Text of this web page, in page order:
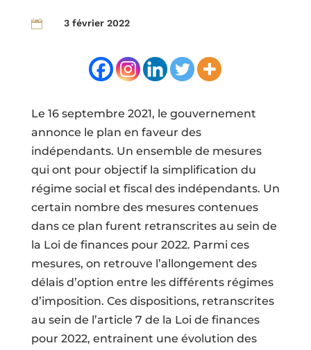
 3 février 2022
Le 16 septembre 2021, le gouvernement
annonce le plan en faveur des
indépendants. Un ensemble de mesures
qui ont pour objectif la simplification du
régime social et fiscal des indépendants. Un
certain nombre des mesures contenues
dans ce plan furent retranscrites au sein de
la Loi de finances pour 2022. Parmi ces
mesures, on retrouve l’allongement des
délais d’option entre les différents régimes
d’imposition. Ces dispositions, retranscrites
au sein de l’article 7 de la Loi de finances
pour 2022, entrainent une évolution des